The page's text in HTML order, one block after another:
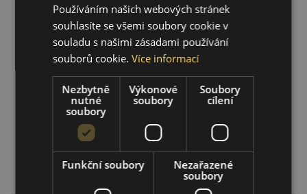
Používáním našich webových stránek
souhlasíte se všemi soubory cookie v
souladu s našimi zásadami používání
souborů cookie.Více informací
Nezbytně
nutné
soubory
Výkonové
soubory
Soubory
cílení
Funkční soubory
Nezařazené
soubory